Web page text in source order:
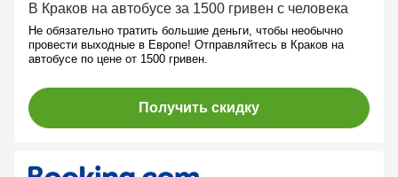
В Краков на автобусе за 1500 гривен с человека
Не обязательно тратить большие деньги, чтобы необычно
провести выходные в Европе! Отправляйтесь в Краков на
автобусе по цене от 1500 гривен.
Получить скидку